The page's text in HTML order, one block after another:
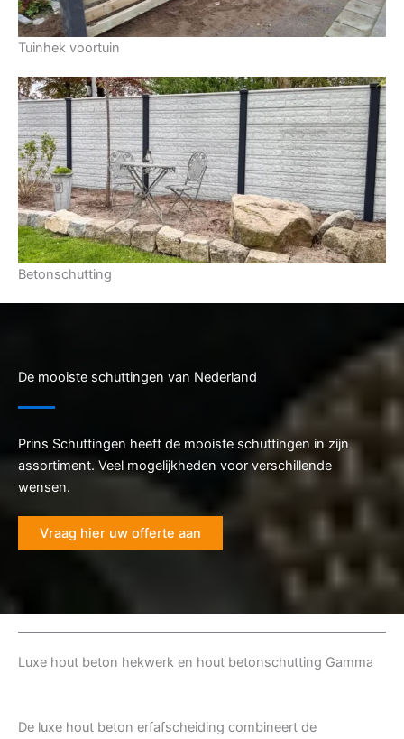
Tuinhek voortuin
Betonschutting
De mooiste schuttingen van Nederland
Prins Schuttingen heeft de mooiste schuttingen in zijn
assortiment. Veel mogelijkheden voor verschillende
wensen.
Vraag hier uw offerte aan
Luxe hout beton hekwerk en hout betonschutting Gamma
De luxe hout beton erfafscheiding combineert de